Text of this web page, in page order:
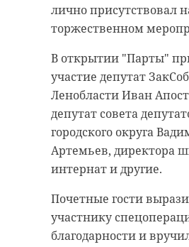
лично присутствовал
торжественном
В открытии "Парты"
участие депутат
Ленобласти Иван
депутат совета
городского округа
Артемьев, директора
интернат и другие.
Почетные гости
участнику
благодарности и